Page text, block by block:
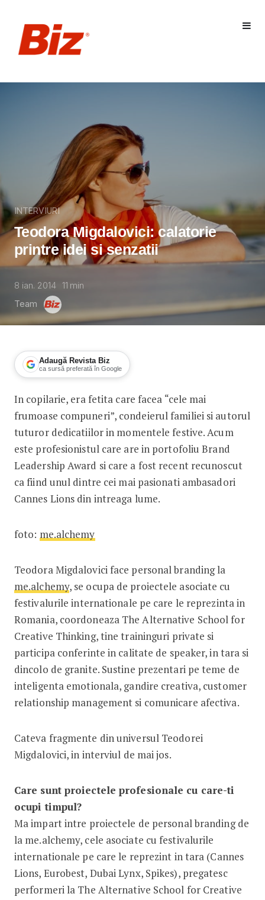
INTERVIURI
Teodora Migdalovici: calatorie
printre idei si senzatii
8 ian. 2014 11 min
Team
Adaugă Revista Biz
ca sursă preferată în Google
Teodora Migdalovici: calatorie
In copilarie, era fetita care facea “cele mai
frumoase compuneri”, condeierul familiei si autorul
tuturor dedicatiilor in momentele festive. Acum
este profesionistul care are in portofoliu Brand
Leadership Award si care a fost recent recunoscut
ca fiind unul dintre cei mai pasionati ambasadori
Cannes Lions din intreaga lume.
foto: me.alchemy
Teodora Migdalovici face personal branding la
me.alchemy, se ocupa de proiectele asociate cu
festivalurile internationale pe care le reprezinta in
Romania, coordoneaza The Alternative School for
Creative Thinking, tine traininguri private si
participa conferinte in calitate de speaker, in tara si
dincolo de granite. Sustine prezentari pe teme de
inteligenta emotionala, gandire creativa, customer
relationship management si comunicare afectiva.
Cateva fragmente din universul Teodorei
Migdalovici, in interviul de mai jos.
Care sunt proiectele profesionale cu care-ti
ocupi timpul?
Ma impart intre proiectele de personal branding de
la me.alchemy, cele asociate cu festivalurile
internationale pe care le reprezint in tara (Cannes
Lions, Eurobest, Dubai Lynx, Spikes), pregatesc
performeri la The Alternative School for Creative